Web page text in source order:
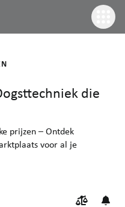
die
prijzen – Ontdek
voor al je